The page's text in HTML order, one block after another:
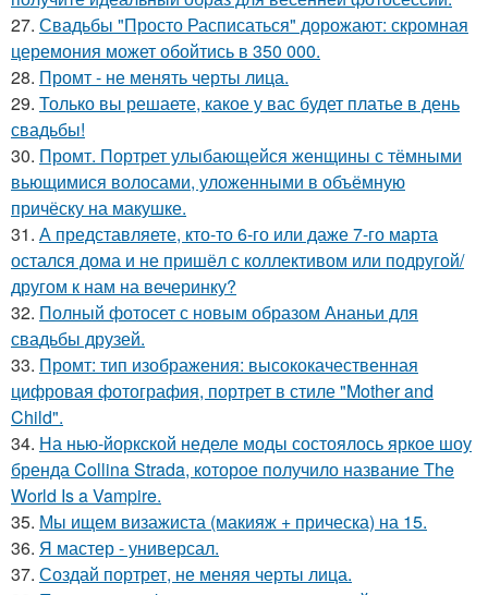
27. Свадьбы "Просто Расписаться" дорожают: скромная
церемония может обойтись в 350 000.
28. Промт - не менять черты лица.
29. Только вы решаете, какое у вас будет платье в день
свадьбы!
30. Промт. Портрет улыбающейся женщины с тёмными
вьющимися волосами, уложенными в объёмную
причёску на макушке.
31. А представляете, кто-то 6-го или даже 7-го марта
остался дома и не пришёл с коллективом или подругой/
другом к нам на вечеринку?
32. Полный фотосет с новым образом Ананьи для
свадьбы друзей.
33. Промт: тип изображения: высококачественная
цифровая фотография, портрет в стиле "Mother and
Child".
34. На нью-йоркской неделе моды состоялось яркое шоу
бренда Collina Strada, которое получило название The
World Is a Vampire.
35. Мы ищем визажиста (макияж + прическа) на 15.
36. Я мастер - универсал.
37. Создай портрет, не меняя черты лица.